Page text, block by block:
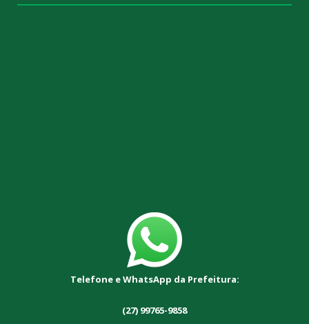
Telefone e WhatsApp da Prefeitura:
(27) 99765-9858